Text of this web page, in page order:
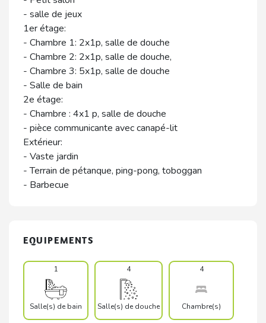
- salle de jeux
1er étage:
- Chambre 1: 2x1p, salle de douche
- Chambre 2: 2x1p, salle de douche,
- Chambre 3: 5x1p, salle de douche
- Salle de bain
2e étage:
- Chambre : 4x1 p, salle de douche
- pièce communicante avec canapé-lit
Extérieur:
- Vaste jardin
- Terrain de pétanque, ping-pong, toboggan
- Barbecue
EQUIPEMENTS
1
Salle(s) de bain
4
Salle(s) de douche
4
Chambre(s)